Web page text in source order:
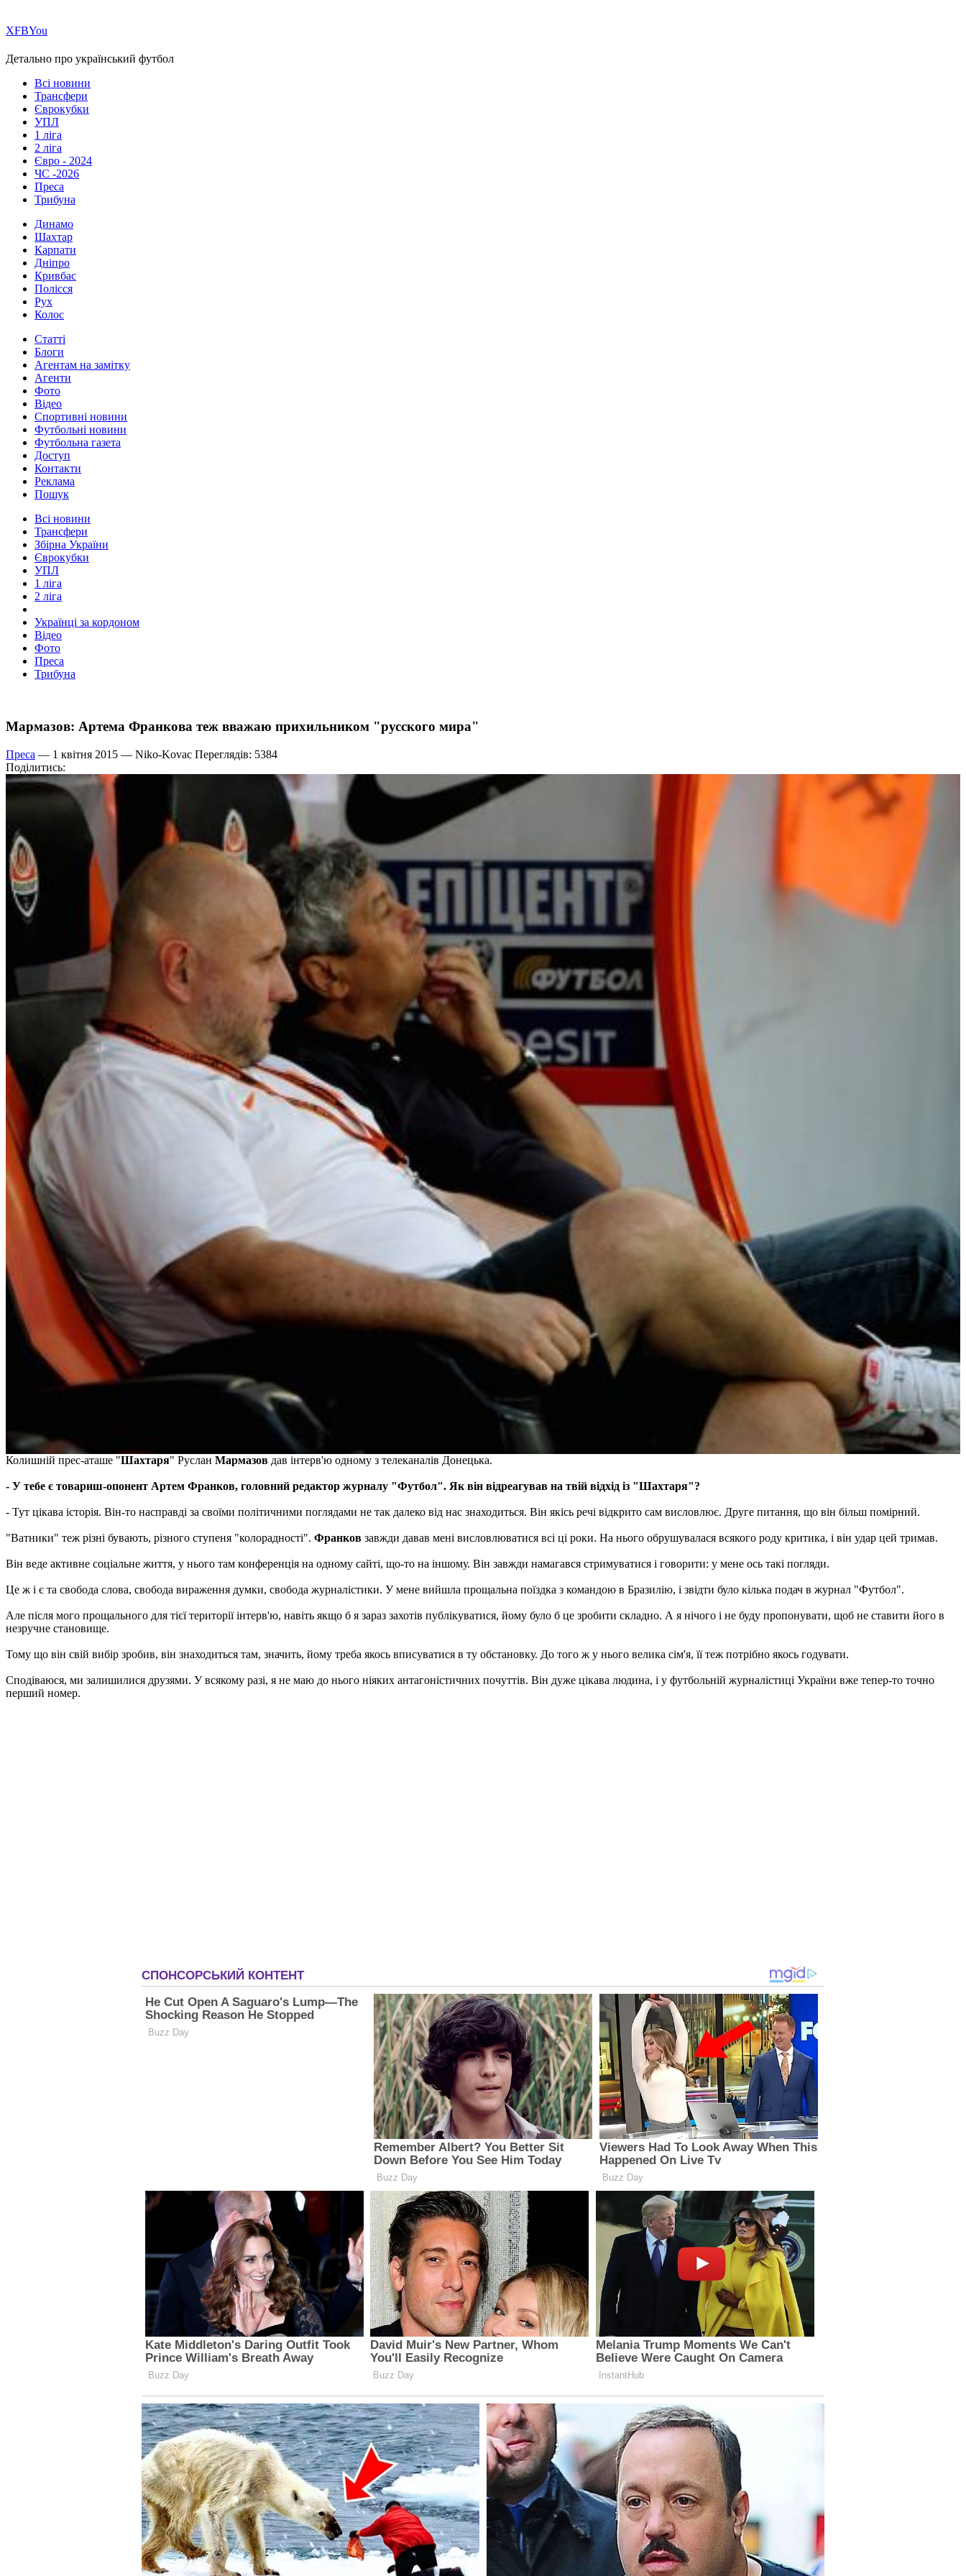
ХFBYou
Детально про український футбол
Всі новини
Трансфери
Єврокубки
УПЛ
1 ліга
2 ліга
Євро - 2024
ЧС -2026
Преса
Трибуна
Динамо
Шахтар
Карпати
Дніпро
Кривбас
Полісся
Рух
Колос
Статті
Блоги
Агентам на замітку
Агенти
Фото
Відео
Спортивні новини
Футбольні новини
Футбольна газета
Доступ
Контакти
Реклама
Пошук
Всі новини
Трансфери
Збірна України
Єврокубки
УПЛ
1 ліга
2 ліга
Українці за кордоном
Відео
Фото
Преса
Трибуна
Мармазов: Артема Франкова теж вважаю прихильником "русского мира"
Преса — 1 квітня 2015 — Niko-Kovac Переглядів: 5384
Поділитись:
Колишній прес-аташе "Шахтаря" Руслан Мармазов дав інтерв'ю одному з телеканалів Донецька.
- У тебе є товариш-опонент Артем Франков, головний редактор журналу "Футбол". Як він відреагував на твій відхід із "Шахтаря"?
- Тут цікава історія. Він-то насправді за своїми політичними поглядами не так далеко від нас знаходиться. Він якісь речі відкрито сам висловлює. Друге питання, що він більш помірний.
"Ватники" теж різні бувають, різного ступеня "колорадності". Франков завжди давав мені висловлюватися всі ці роки. На нього обрушувалася всякого роду критика, і він удар цей тримав.
Він веде активне соціальне життя, у нього там конференція на одному сайті, що-то на іншому. Він завжди намагався стримуватися і говорити: у мене ось такі погляди.
Це ж і є та свобода слова, свобода вираження думки, свобода журналістики. У мене вийшла прощальна поїздка з командою в Бразилію, і звідти було кілька подач в журнал "Футбол".
Але після мого прощального для тієї території інтерв'ю, навіть якщо б я зараз захотів публікуватися, йому було б це зробити складно. А я нічого і не буду пропонувати, щоб не ставити його в
незручне становище.
Тому що він свій вибір зробив, він знаходиться там, значить, йому треба якось вписуватися в ту обстановку. До того ж у нього велика сім'я, її теж потрібно якось годувати.
Сподіваюся, ми залишилися друзями. У всякому разі, я не маю до нього ніяких антагоністичних почуттів. Він дуже цікава людина, і у футбольній журналістиці України вже тепер-то точно
перший номер.